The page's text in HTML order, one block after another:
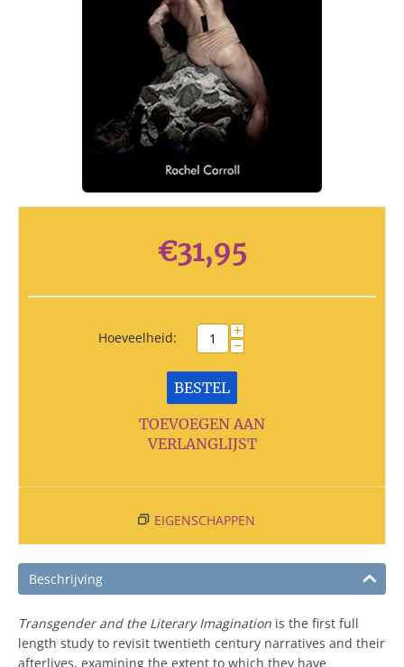
€31,95
Hoeveelheid: +
−
BESTEL
TOEVOEGEN AAN
VERLANGLIJST
EIGENSCHAPPEN
Beschrijving
Transgender and the Literary Imagination is the first full
length study to revisit twentieth century narratives and their
afterlives, examining the extent to which they have